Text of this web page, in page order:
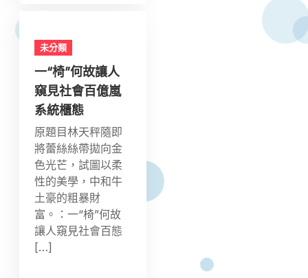
未分類
一“椅”何故讓人
窺見社會百億嵐
系統櫃態
原題目林天秤隨即
將蕾絲絲帶拋向金
色光芒，試圖以柔
性的美學，中和牛
土豪的粗暴財
富。：一“椅”何故
讓人窺見社會百態
[…]